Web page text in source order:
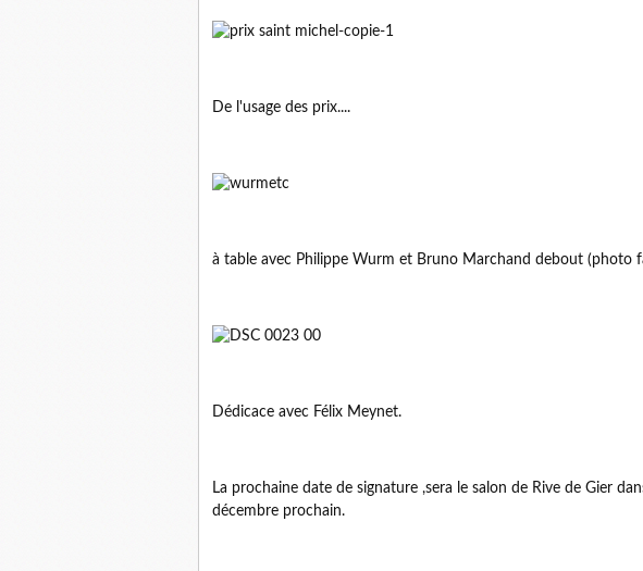
De l'usage des prix....
à table avec Philippe Wurm et Bruno Marchand debout (photo
Dédicace avec Félix Meynet.
La prochaine date de signature ,sera le salon de Rive de Gier
décembre prochain.